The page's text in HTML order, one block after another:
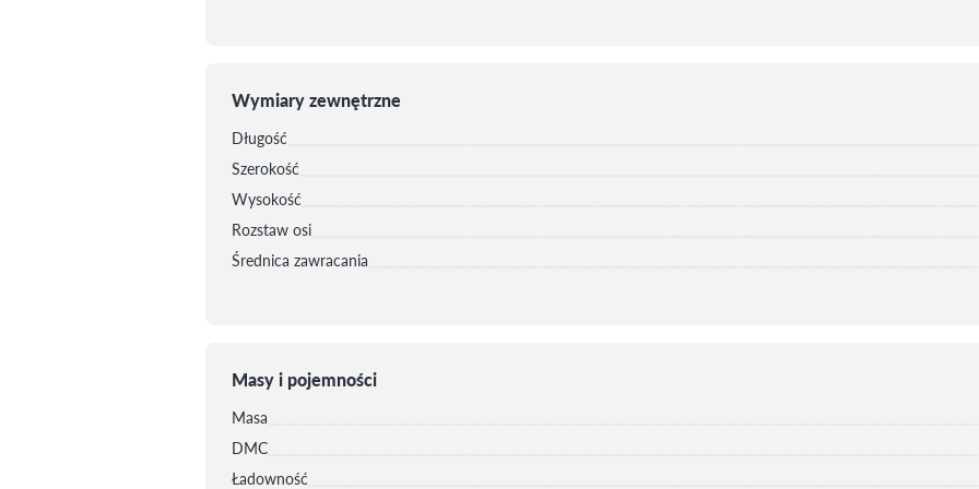
Wymiary zewnętrzne
Długość
Szerokość
Wysokość
Rozstaw osi
Średnica zawracania
Masy i pojemności
Masa
DMC
Ładowność